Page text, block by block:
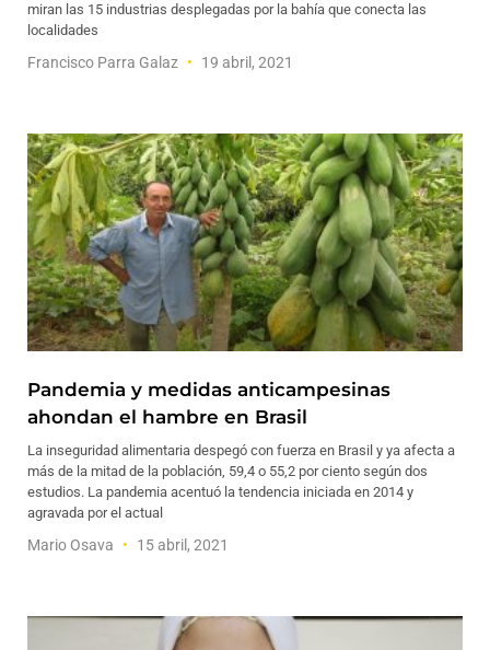
miran las 15 industrias desplegadas por la bahía que conecta las
localidades
Francisco Parra Galaz 19 abril, 2021
Pandemia y medidas anticampesinas
ahondan el hambre en Brasil
La inseguridad alimentaria despegó con fuerza en Brasil y ya afecta a
más de la mitad de la población, 59,4 o 55,2 por ciento según dos
estudios. La pandemia acentuó la tendencia iniciada en 2014 y
agravada por el actual
Mario Osava 15 abril, 2021